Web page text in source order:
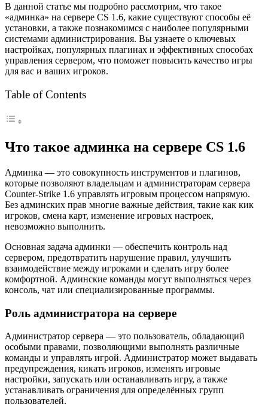
В данной статье мы подробно рассмотрим, что такое
«админка» на сервере CS 1.6, какие существуют способы её
установки, а также познакомимся с наиболее популярными
системами администрирования. Вы узнаете о ключевых
настройках, популярных плагинах и эффективных способах
управления сервером, что поможет повысить качество игры
для вас и ваших игроков.
Table of Contents
Что такое админка на сервере CS 1.6
Админка — это совокупность инструментов и плагинов,
которые позволяют владельцам и администраторам сервера
Counter-Strike 1.6 управлять игровым процессом напрямую.
Без админских прав многие важные действия, такие как кик
игроков, смена карт, изменение игровых настроек,
невозможно выполнить.
Основная задача админки — обеспечить контроль над
сервером, предотвратить нарушение правил, улучшить
взаимодействие между игроками и сделать игру более
комфортной. Админские команды могут выполняться через
консоль, чат или специализированные программы.
Роль администратора на сервере
Администратор сервера — это пользователь, обладающий
особыми правами, позволяющими выполнять различные
команды и управлять игрой. Администратор может выдавать
предупреждения, кикать игроков, изменять игровые
настройки, запускать или останавливать игру, а также
устанавливать ограничения для определённых групп
пользователей.